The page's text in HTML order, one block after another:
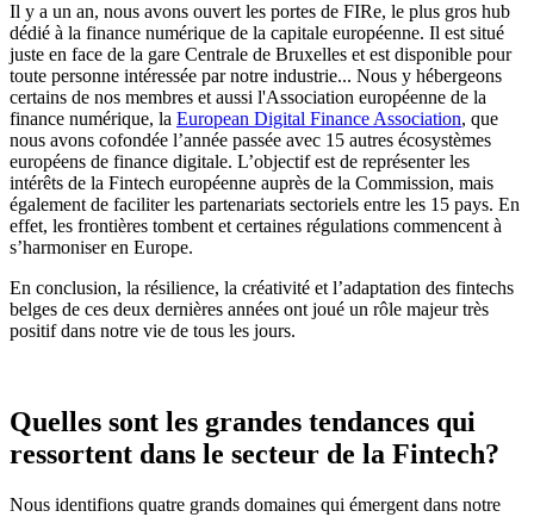
Il y a un an, nous avons ouvert les portes de FIRe, le plus gros hub
dédié à la finance numérique de la capitale européenne. Il est situé
juste en face de la gare Centrale de Bruxelles et est disponible pour
toute personne intéressée par notre industrie... Nous y hébergeons
certains de nos membres et aussi l'Association européenne de la
finance numérique, la European Digital Finance Association, que
nous avons cofondée l’année passée avec 15 autres écosystèmes
européens de finance digitale. L’objectif est de représenter les
intérêts de la Fintech européenne auprès de la Commission, mais
également de faciliter les partenariats sectoriels entre les 15 pays. En
effet, les frontières tombent et certaines régulations commencent à
s’harmoniser en Europe.
En conclusion, la résilience, la créativité et l’adaptation des fintechs
belges de ces deux dernières années ont joué un rôle majeur très
positif dans notre vie de tous les jours.
Quelles sont les grandes tendances qui
ressortent dans le secteur de la Fintech?
Nous identifions quatre grands domaines qui émergent dans notre